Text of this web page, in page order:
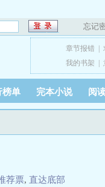
忘记
章节报错
我的书架
榜单 完本小说 阅
荐票, 直达底部